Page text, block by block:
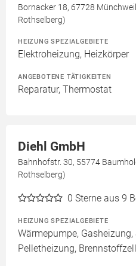
Bornacker 18, 67728
Rothselberg)
HEIZUNG SPEZIALGEBIETE
Elektroheizung, Heizkörper
ANGEBOTENE TÄTIGKEITEN
Reparatur, Thermostat
Diehl GmbH
Bahnhofstr. 30, 55774
Rothselberg)
0 Sterne aus 9
HEIZUNG SPEZIALGEBIETE
Wärmepumpe, Gasheizung,
Pelletheizung,